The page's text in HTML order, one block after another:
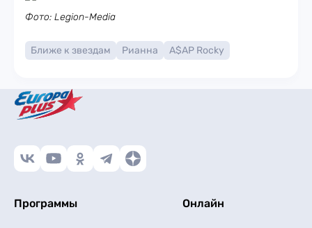
Фото: Legion-Media
Ближе к звездам Рианна A$AP Rocky
Программы Онлайн